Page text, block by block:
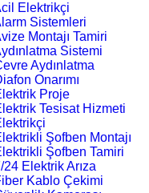
Elektrikçi
Sistemleri
Montajı Tamiri
Sistemi
Aydınlatma
Onarımı
Proje
Tesisat Hizmeti
Şofben Montajı
Şofben Tamiri
24 Elektrik Arıza
Kablo Çekimi